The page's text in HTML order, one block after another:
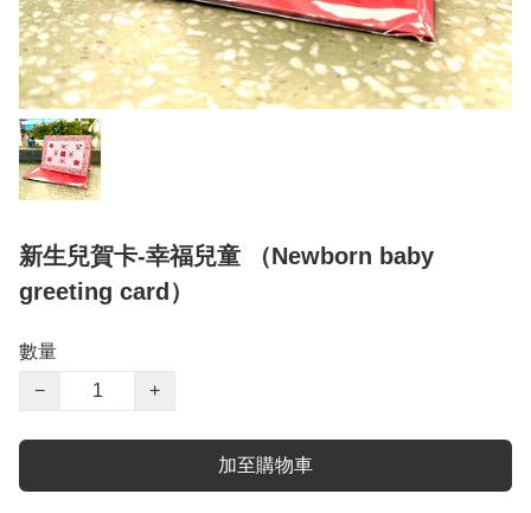
新生兒賀卡-幸福兒童 （Newborn baby
greeting card）
數量
−
+
加至購物車